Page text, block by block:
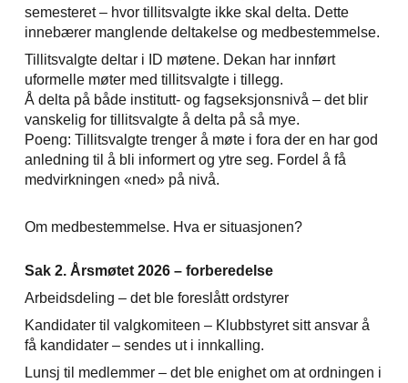
semesteret – hvor tillitsvalgte ikke skal delta. Dette
innebærer manglende deltakelse og medbestemmelse.
Tillitsvalgte deltar i ID møtene. Dekan har innført
uformelle møter med tillitsvalgte i tillegg.
Å delta på både institutt- og fagseksjonsnivå – det blir
vanskelig for tillitsvalgte å delta på så mye.
Poeng: Tillitsvalgte trenger å møte i fora der en har god
anledning til å bli informert og ytre seg. Fordel å få
medvirkningen «ned» på nivå.
Om medbestemmelse. Hva er situasjonen?
Sak 2. Årsmøtet 2026 – forberedelse
Arbeidsdeling – det ble foreslått ordstyrer
Kandidater til valgkomiteen – Klubbstyret sitt ansvar å
få kandidater – sendes ut i innkalling.
Lunsj til medlemmer – det ble enighet om at ordningen i